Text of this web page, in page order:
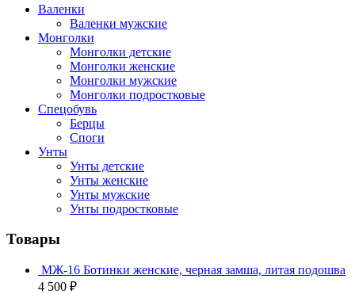
Валенки
Валенки мужские
Монголки
Монголки детские
Монголки женские
Монголки мужские
Монголки подростковые
Спецобувь
Берцы
Споги
Унты
Унты детские
Унты женские
Унты мужские
Унты подростковые
Товары
МЖ-16 Ботинки женские, черная замша, литая подошва
4 500 ₽